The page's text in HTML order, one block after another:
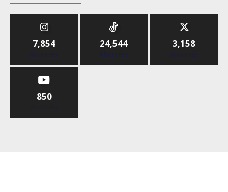
7,854
Abonnés
24,544
Abonnés
3,158
Abonnés
850
Abonnés